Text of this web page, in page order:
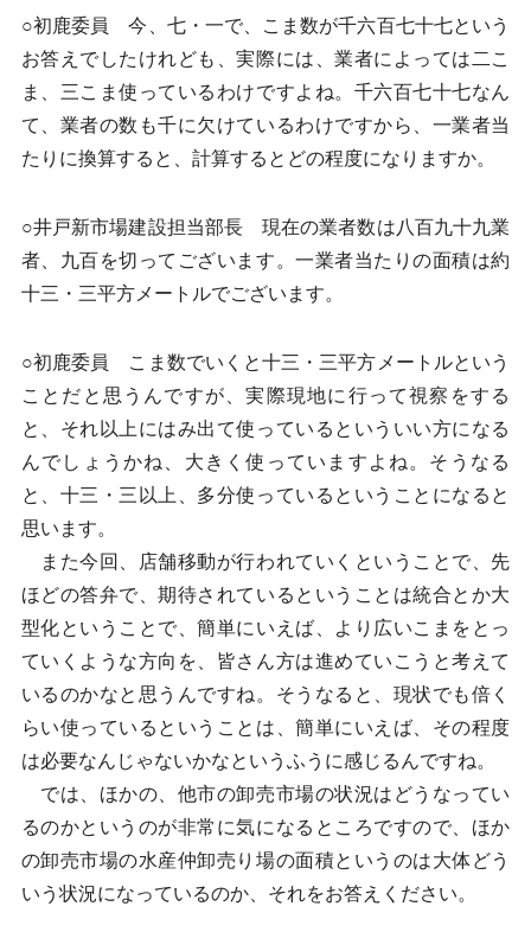
○初鹿委員 今、七・一で、こま数が千六百七十七という
お答えでしたけれども、実際には、業者によっては二こ
ま、三こま使っているわけですよね。千六百七十七なん
て、業者の数も千に欠けているわけですから、一業者当
たりに換算すると、計算するとどの程度になりますか。
○井戸新市場建設担当部長 現在の業者数は八百九十九業
者、九百を切ってございます。一業者当たりの面積は約
十三・三平方メートルでございます。
○初鹿委員 こま数でいくと十三・三平方メートルという
ことだと思うんですが、実際現地に行って視察をする
と、それ以上にはみ出て使っているといういい方になる
んでしょうかね、大きく使っていますよね。そうなる
と、十三・三以上、多分使っているということになると
思います。
また今回、店舗移動が行われていくということで、先
ほどの答弁で、期待されているということは統合とか大
型化ということで、簡単にいえば、より広いこまをとっ
ていくような方向を、皆さん方は進めていこうと考えて
いるのかなと思うんですね。そうなると、現状でも倍く
らい使っているということは、簡単にいえば、その程度
は必要なんじゃないかなというふうに感じるんですね。
では、ほかの、他市の卸売市場の状況はどうなってい
るのかというのが非常に気になるところですので、ほか
の卸売市場の水産仲卸売り場の面積というのは大体どう
いう状況になっているのか、それをお答えください。